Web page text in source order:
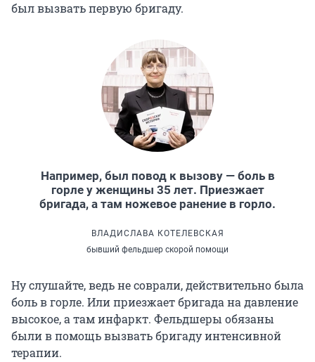
был вызвать первую бригаду.
Например, был повод к вызову — боль в
горле у женщины 35 лет. Приезжает
бригада, а там ножевое ранение в горло.
ВЛАДИСЛАВА КОТЕЛЕВСКАЯ
бывший фельдшер скорой помощи
Ну слушайте, ведь не соврали, действительно была
боль в горле. Или приезжает бригада на давление
высокое, а там инфаркт. Фельдшеры обязаны
были в помощь вызвать бригаду интенсивной
терапии.